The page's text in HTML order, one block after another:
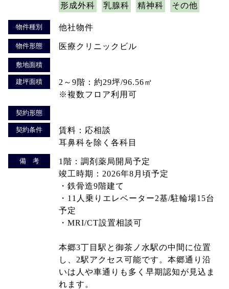
形成外科
乳腺科 精神科 その他
物件種別 他社物件
物件形態 医療クリニックビル
敷地面積
建坪面積
2～9階：約29坪/96.56㎡
※複数フロア利用可
契約形態
契約条件
賃料：応相談
耳鼻科を除く各科目
備 考
1階：調剤薬局開局予定
竣工時期：2026年8月頃予定
・鉄骨造9階建て
・11人乗りエレベーター2基/駐輪場15台
予定
・MRI/CT設置相談可
本郷3丁目駅と御茶ノ水駅の中間に位置
し、2駅アクセス可能です。本郷通り沿
いは人や車通りも多く早期認知が見込ま
れます。